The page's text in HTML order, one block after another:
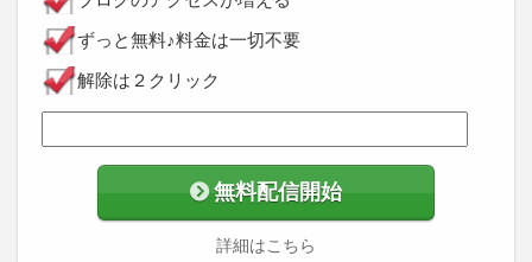
ずっと無料♪料金は一切不要
解除は２クリック
無料配信開始
詳細はこちら